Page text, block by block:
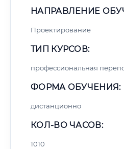
НАПРАВЛЕНИЕ
Проектирование
ТИП КУРСОВ:
профессиональная
ФОРМА ОБУЧЕНИЯ:
дистанционно
КОЛ-ВО ЧАСОВ:
1010